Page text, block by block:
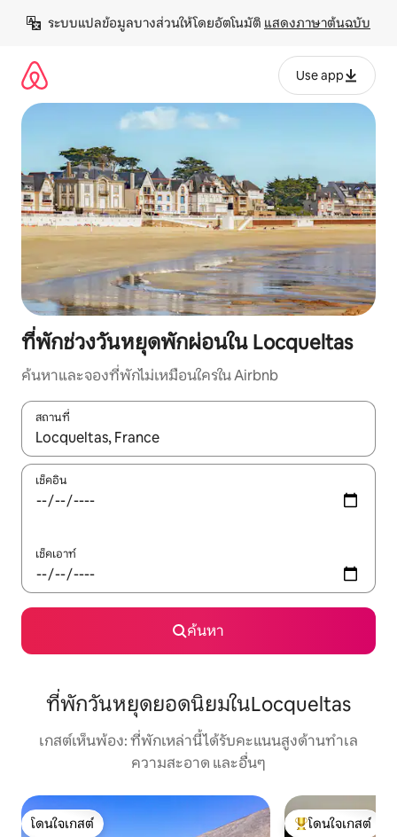
เนื้อหา
ระบบแปลข้อมูลบางส่วนให้โดยอัตโนมัติ แสดงภาษาต้นฉบับ
Use app
ที่พักช่วงวันหยุดพักผ่อนใน Locqueltas
ค้นหาและจองที่พักไม่เหมือนใครใน Airbnb
สถานที่
ใช้ลูกศรขึ้นลง หรือใช้การสัมผัสหรือปัด เพื่อสำรวจผลการค้นหา
เช็คอิน
เช็คเอาท์
ค้นหา
ที่พักวันหยุดยอดนิยมในLocqueltas
เกสต์เห็นพ้อง: ที่พักเหล่านี้ได้รับคะแนนสูงด้านทำเล
ความสะอาด และอื่นๆ
โดนใจเกสต์
โดนใจเกสต์
โดนใจเกสต์ที่สุด
โดนใจเกสต์